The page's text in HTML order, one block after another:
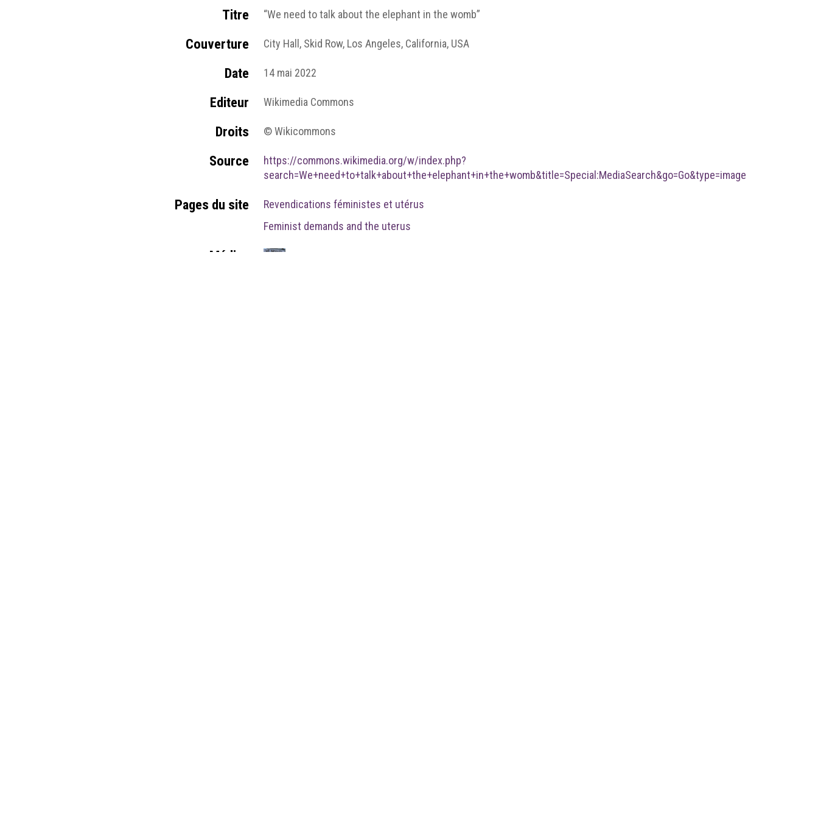
Titre “We need to talk about the elephant in the womb”
Couverture City Hall, Skid Row, Los Angeles, California, USA
Date 14 mai 2022
Editeur Wikimedia Commons
Droits © Wikicommons
Source
https://commons.wikimedia.org/w/index.php?
search=We+need+to+talk+about+the+elephant+in+the+womb&title=Special:MediaSearch&go=Go&type=image
Pages du site
Revendications féministes et utérus
Feminist demands and the uterus
Médias